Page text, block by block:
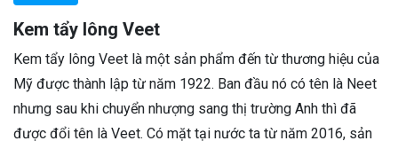
Kem tẩy lông Veet
Kem tẩy lông Veet là một sản phẩm đến từ thương hiệu của
Mỹ được thành lập từ năm 1922. Ban đầu nó có tên là Neet
nhưng sau khi chuyển nhượng sang thị trường Anh thì đã
được đổi tên là Veet. Có mặt tại nước ta từ năm 2016, sản